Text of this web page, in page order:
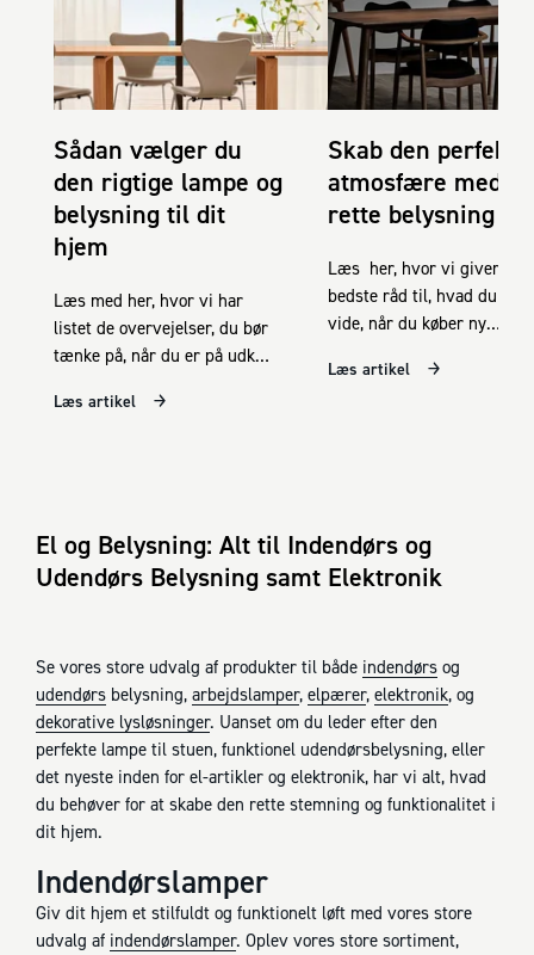
Sådan vælger du
den rigtige lampe og
belysning til dit
hjem
Læs med her, hvor vi har
listet de overvejelser, du bør
tænke på, når du er på udkig
belysning i dit hjem.
Læs artikel
Skab den perfekte
atmosfære med
rette belysning
Læs her, hvor vi giver de
bedste råd til, hvad du bør
vide, når du køber ny
det optimale lys dine
Læs artikel
El og Belysning: Alt til Indendørs og
Udendørs Belysning samt Elektronik
Se vores store udvalg af produkter til både indendørs og
udendørs belysning, arbejdslamper, elpærer, elektronik, og
dekorative lysløsninger. Uanset om du leder efter den
perfekte lampe til stuen, funktionel udendørsbelysning, eller
det nyeste inden for el-artikler og elektronik, har vi alt, hvad
du behøver for at skabe den rette stemning og funktionalitet i
dit hjem.
Indendørslamper
Giv dit hjem et stilfuldt og funktionelt løft med vores store
udvalg af indendørslamper. Oplev vores store sortiment,